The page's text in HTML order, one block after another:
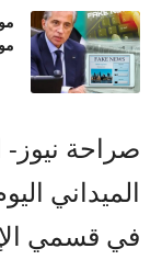
صراحة
الميداني
في قسمي